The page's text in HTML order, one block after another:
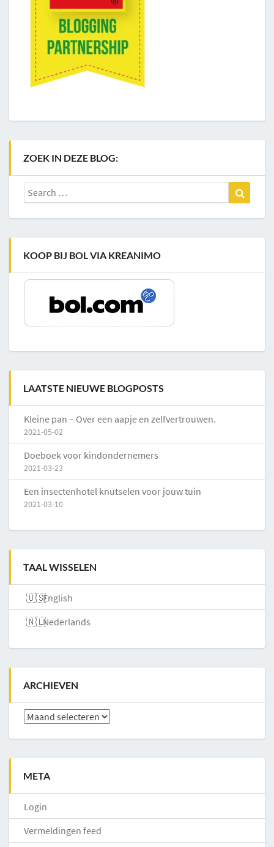
ZOEK IN DEZE BLOG:
Search
for:
KOOP BIJ BOL VIA KREANIMO
LAATSTE NIEUWE BLOGPOSTS
Kleine pan – Over een aapje en zelfvertrouwen.
2021-05-02
Doeboek voor kindondernemers
2021-03-23
Een insectenhotel knutselen voor jouw tuin
2021-03-10
TAAL WISSELEN
English
Nederlands
ARCHIEVEN
Archieven
META
Login
Vermeldingen feed